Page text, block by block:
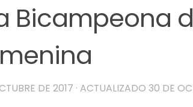
Bicampeona
DE 2017 · ACTUALIZADO 30 DE